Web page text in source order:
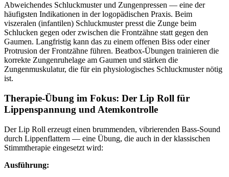
Abweichendes Schluckmuster und Zungenpressen — eine der
häufigsten Indikationen in der logopädischen Praxis. Beim
viszeralen (infantilen) Schluckmuster presst die Zunge beim
Schlucken gegen oder zwischen die Frontzähne statt gegen den
Gaumen. Langfristig kann das zu einem offenen Biss oder einer
Protrusion der Frontzähne führen. Beatbox-Übungen trainieren die
korrekte Zungenruhelage am Gaumen und stärken die
Zungenmuskulatur, die für ein physiologisches Schluckmuster nötig
ist.
Therapie-Übung im Fokus: Der Lip Roll für
Lippenspannung und Atemkontrolle
Der Lip Roll erzeugt einen brummenden, vibrierenden Bass-Sound
durch Lippenflattern — eine Übung, die auch in der klassischen
Stimmtherapie eingesetzt wird:
Ausführung: